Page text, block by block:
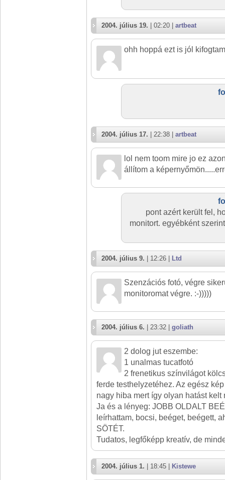
2004. július 19. | 02:20 | artbeat
ohh hoppá ezt is jól
2004. július 17. | 22:38 | artbeat
lol nem toom mire jo ez
állítom a
pont azért került fel,
monitort. egyébként
2004. július 9. | 12:26 | Ltd
Szenzációs fotó, végre
monitoromat végre. :-)))))
2004. július 6. | 23:32 | goliath
2 dolog jut eszembe:
1 unalmas tucatfotó
2 frenetikus színvilágot
ferde testhelyzetéhez. Az egész
nagy hiba mert így olyan hatást kelt
Ja és a lényeg: JOBB OLDALT
leírhattam, bocsi, beéget, beégett,
SÖTÉT.
Tudatos, legfőképp kreatív, de
2004. július 1. | 18:45 | Kistewe